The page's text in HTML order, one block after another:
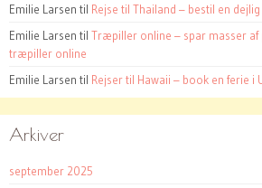
Emilie Larsen til Rejse til Thailand – bestil en
Emilie Larsen til Træpiller online – spar masser af
træpiller online
Emilie Larsen til Rejser til Hawaii – book en ferie i
Arkiver
september 2025